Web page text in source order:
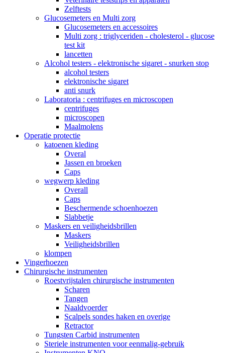
Zelftests
Glucosemeters en Multi zorg
Glucosemeters en accessoires
Multi zorg : triglyceriden - cholesterol - glucose
test kit
lancetten
Alcohol testers - elektronische sigaret - snurken stop
alcohol testers
elektronische sigaret
anti snurk
Laboratoria : centrifuges en microscopen
centrifuges
microscopen
Maalmolens
Operatie protectie
katoenen kleding
Overal
Jassen en broeken
Caps
wegwerp kleding
Overall
Caps
Beschermende schoenhoezen
Slabbetje
Maskers en veiligheidsbrillen
Maskers
Veiligheidsbrillen
klompen
Vingerhoezen
Chirurgische instrumenten
Roestvrijstalen chirurgische instrumenten
Scharen
Tangen
Naaldvoerder
Scalpels sondes haken en overige
Retractor
Tungsten Carbid instrumenten
Steriele instrumenten voor eenmalig-gebruik